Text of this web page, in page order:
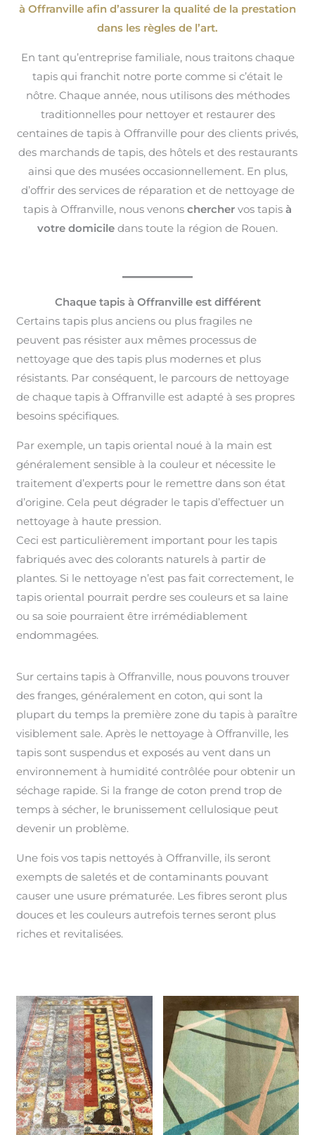
à Offranville afin d’assurer la qualité de la prestation
dans les règles de l’art.
En tant qu’entreprise familiale, nous traitons chaque
tapis qui franchit notre porte comme si c’était le
nôtre. Chaque année, nous utilisons des méthodes
traditionnelles pour nettoyer et restaurer des
centaines de tapis à Offranville pour des clients privés,
des marchands de tapis, des hôtels et des restaurants
ainsi que des musées occasionnellement. En plus,
d’offrir des services de réparation et de nettoyage de
tapis à Offranville, nous venons chercher vos tapis à
votre domicile dans toute la région de Rouen.
Chaque tapis à Offranville est différent
Certains tapis plus anciens ou plus fragiles ne
peuvent pas résister aux mêmes processus de
nettoyage que des tapis plus modernes et plus
résistants. Par conséquent, le parcours de nettoyage
de chaque tapis à Offranville est adapté à ses propres
besoins spécifiques.
Par exemple, un tapis oriental noué à la main est
généralement sensible à la couleur et nécessite le
traitement d’experts pour le remettre dans son état
d’origine. Cela peut dégrader le tapis d’effectuer un
nettoyage à haute pression.
Ceci est particulièrement important pour les tapis
fabriqués avec des colorants naturels à partir de
plantes. Si le nettoyage n’est pas fait correctement, le
tapis oriental pourrait perdre ses couleurs et sa laine
ou sa soie pourraient être irrémédiablement
endommagées.
Sur certains tapis à Offranville, nous pouvons trouver
des franges, généralement en coton, qui sont la
plupart du temps la première zone du tapis à paraître
visiblement sale. Après le nettoyage à Offranville, les
tapis sont suspendus et exposés au vent dans un
environnement à humidité contrôlée pour obtenir un
séchage rapide. Si la frange de coton prend trop de
temps à sécher, le brunissement cellulosique peut
devenir un problème.
Une fois vos tapis nettoyés à Offranville, ils seront
exempts de saletés et de contaminants pouvant
causer une usure prématurée. Les fibres seront plus
douces et les couleurs autrefois ternes seront plus
riches et revitalisées.